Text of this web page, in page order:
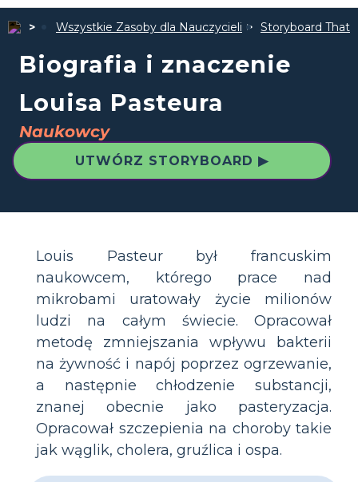
Wszystkie Zasoby dla Nauczycieli Storyboard That
Biografia i znaczenie
Louisa Pasteura
Naukowcy
UTWÓRZ STORYBOARD ▶
Louis Pasteur był francuskim
naukowcem, którego prace nad
mikrobami uratowały życie milionów
ludzi na całym świecie. Opracował
metodę zmniejszania wpływu bakterii
na żywność i napój poprzez ogrzewanie,
a następnie chłodzenie substancji,
znanej obecnie jako pasteryzacja.
Opracował szczepienia na choroby takie
jak wąglik, cholera, gruźlica i ospa.